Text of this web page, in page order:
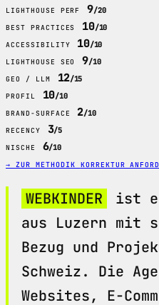
LIGHTHOUSE PERF 9/20
BEST PRACTICES 10/10
ACCESSIBILITY 10/10
LIGHTHOUSE SEO 9/10
GEO / LLM 12/15
PROFIL 10/10
BRAND-SURFACE 2/10
RECENCY 3/5
NISCHE 6/10
→ ZUR METHODIK KORREKTUR
WEBKINDER
ist
aus Luzern mit
Bezug und
Schweiz. Die
Websites, E-